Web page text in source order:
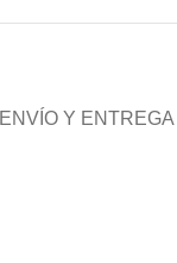
ENVÍO Y ENTREGA